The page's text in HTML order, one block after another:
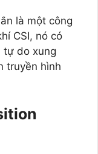
là một công
CSI, nó có
tự do xung
truyền hình